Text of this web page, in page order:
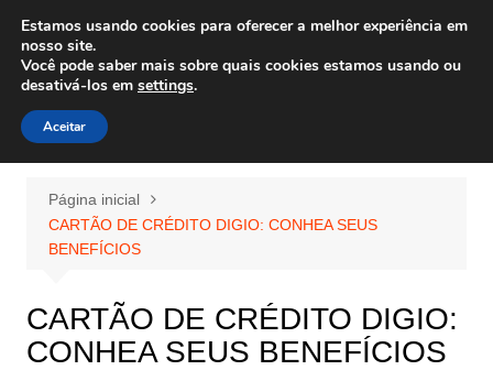
para
conteúdo
Wiley Wales
corais algas e vida marinha
Página inicial
CARTÃO DE CRÉDITO DIGIO: CONHEA SEUS
BENEFÍCIOS
CARTÃO DE CRÉDITO DIGIO:
CONHEA SEUS BENEFÍCIOS
Estamos usando cookies para oferecer a melhor experiência em
nosso site.
Você pode saber mais sobre quais cookies estamos usando ou
desativá-los em settings.
Aceitar